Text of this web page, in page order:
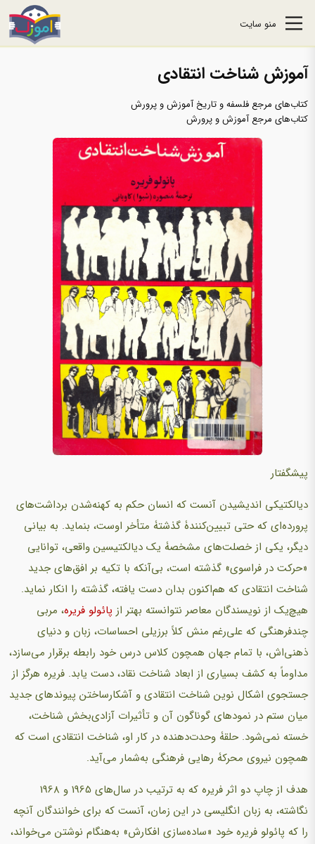
منو سایت
آموزش شناخت انتقادی
کتاب‌های مرجع فلسفه و تاریخ آموزش و پرورش
کتاب‌های مرجع آموزش و پرورش
پیشگفتار
دیالکتیکی اندیشیدن آنست که انسان حکم به کهنه‌شدن برداشت‌های
پرورده‌ای که حتی تبیین‌کنندۀ گذشتۀ متأخر اوست، بنماید. به بیانی
دیگر، یکی از خصلت‌های مشخصۀ یک دیالکتیسین واقعی، توانایی
«حرکت در فراسوی» گذشته است، بی‌آنکه با تکیه بر افق‌های جدید
شناخت انتقادی که هم‌اکنون بدان دست یافته، گذشته را انکار نماید.
هیچ‌یک از نویسندگان معاصر نتوانسته بهتر از پائولو فریره، مربی
چندفرهنگی که علی‌رغم منش کلاً برزیلی احساسات، زبان و دنیای
ذهنی‌اش، با تمام جهان همچون کلاس درس خود رابطه برقرار می‌سازد،
مداوماً به کشف بسیاری از ابعاد شناخت نقاد، دست یابد. فریره هرگز از
جستجوی اشکال نوین شناخت انتقادی و آشکارساختن پیوندهای جدید
میان ستم در نمودهای گوناگون آن و تأثیرات آزادی‌بخش شناخت،
خسته نمی‌شود. حلقۀ وحدت‌دهنده در کار او، شناخت انتقادی است که
همچون نیروی محرکۀ رهایی فرهنگی به‌شمار می‌آید.
هدف از چاپ دو اثر فریره که به ترتیب در سال‌های 1965 و 1968
نگاشته، به زبان انگلیسی در این زمان، آنست که برای خوانندگان آنچه
را که پائولو فریره خود «ساده‌سازی افکارش» به‌هنگام نوشتن می‌خواند،